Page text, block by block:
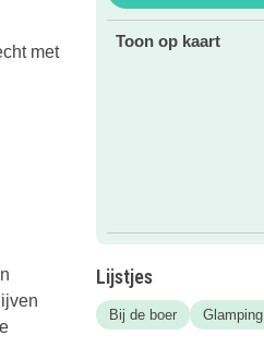
met
Toon op kaart
Lijstjes
Bij de boer Glamping